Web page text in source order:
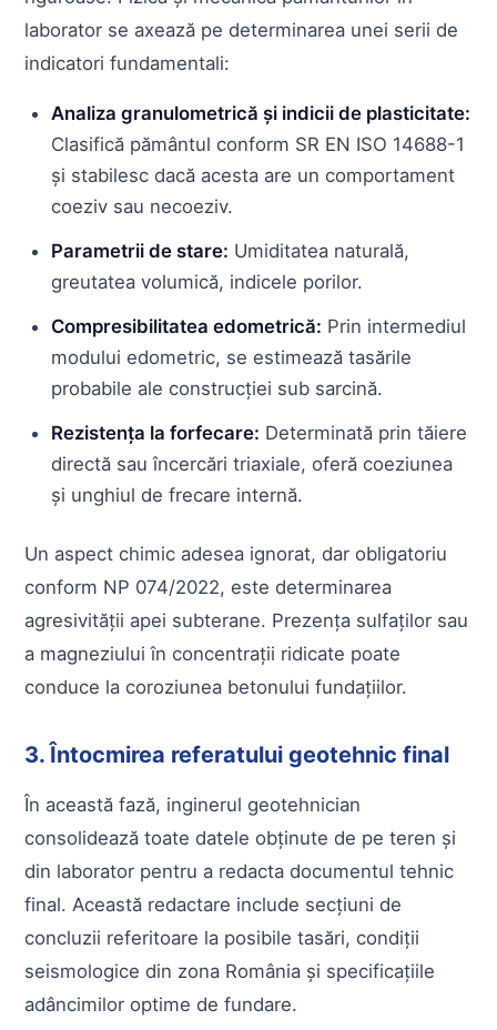
laborator se axează pe determinarea unei serii de
indicatori fundamentali:
Analiza granulometrică și indicii de plasticitate:
Clasifică pământul conform SR EN ISO 14688-1
și stabilesc dacă acesta are un comportament
coeziv sau necoeziv.
Parametrii de stare: Umiditatea naturală,
greutatea volumică, indicele porilor.
Compresibilitatea edometrică: Prin intermediul
modului edometric, se estimează tasările
probabile ale construcției sub sarcină.
Rezistența la forfecare: Determinată prin tăiere
directă sau încercări triaxiale, oferă coeziunea
și unghiul de frecare internă.
Un aspect chimic adesea ignorat, dar obligatoriu
conform NP 074/2022, este determinarea
agresivității apei subterane. Prezența sulfaților sau
a magneziului în concentrații ridicate poate
conduce la coroziunea betonului fundațiilor.
3. Întocmirea referatului geotehnic final
În această fază, inginerul geotehnician
consolidează toate datele obținute de pe teren și
din laborator pentru a redacta documentul tehnic
final. Această redactare include secțiuni de
concluzii referitoare la posibile tasări, condiții
seismologice din zona România și specificațiile
adâncimilor optime de fundare.